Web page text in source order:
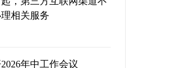
相关服务
年中工作会议